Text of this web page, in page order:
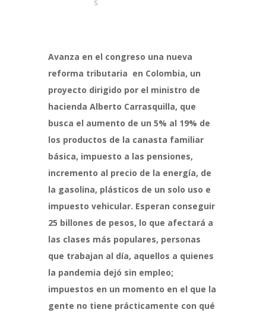
Avanza en el congreso una nueva
reforma tributaria en Colombia, un
proyecto dirigido por el ministro de
hacienda Alberto Carrasquilla, que
busca el aumento de un 5% al 19% de
los productos de la canasta familiar
básica, impuesto a las pensiones,
incremento al precio de la energía, de
la gasolina, plásticos de un solo uso e
impuesto vehicular. Esperan conseguir
25 billones de pesos, lo que afectará a
las clases más populares, personas
que trabajan al día, aquellos a quienes
la pandemia dejó sin empleo;
impuestos en un momento en el que la
gente no tiene prácticamente con qué